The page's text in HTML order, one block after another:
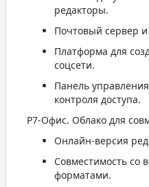
редакторы.
Почтовый сервер
Платформа для
соцсети.
Панель
контроля доступа.
Р7-Офис. Облако для
Онлайн-версия
Совместимость со
форматами.